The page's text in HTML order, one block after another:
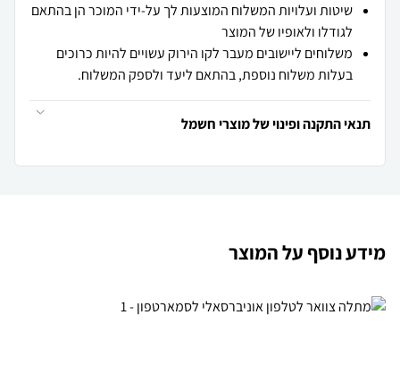
שיטות ועלויות המשלוח המוצעות לך על-ידי המוכר הן בהתאם
לגודלו ולאופיו של המוצר
משלוחים ליישובים מעבר לקו הירוק עשויים להיות כרוכים
בעלות משלוח נוספת, בהתאם ליעד ולספק המשלוח.
תנאי התקנה ופינוי של מוצרי חשמל
מידע נוסף על המוצר